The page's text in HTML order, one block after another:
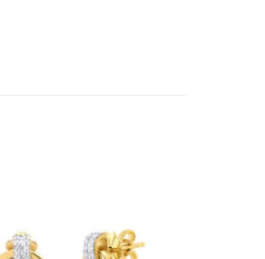
Add to
wishlist